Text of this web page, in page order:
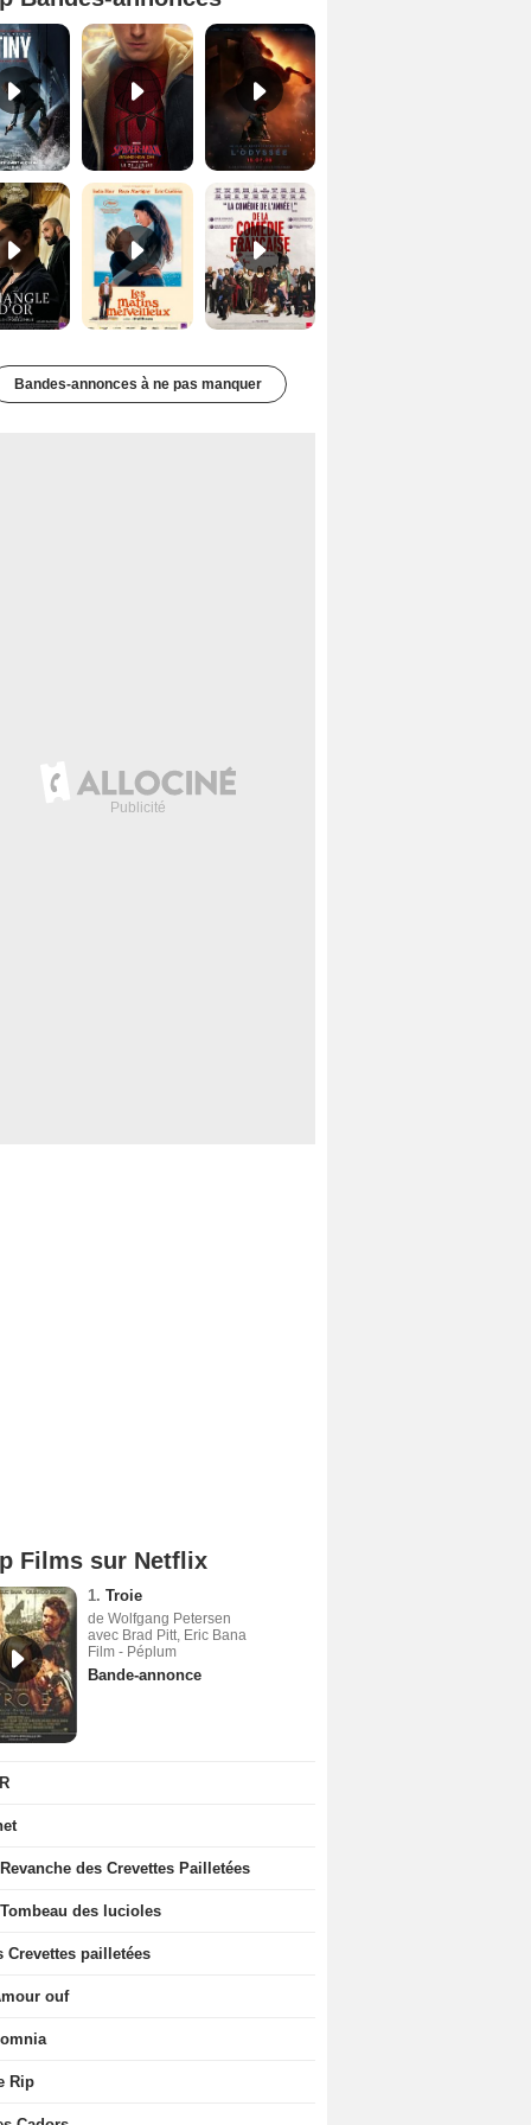
Mutiny Bande-annonce VO STFR Spider-Man: Brand New Day Bande-annonce VO STFR
Le Triangle d'or Bande-annonce VF De la Comédie-Française Teaser VF
Bandes-annonces à ne pas manquer
Films sur Netflix
1. Troie
de Wolfgang Petersen
avec Brad Pitt, Eric Bana
Film - Péplum
Bande-annonce
des Crevettes Pailletées
des lucioles
Crevettes pailletées
ouf
Rip